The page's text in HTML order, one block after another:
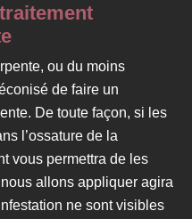
ou du moins
de faire un
De toute façon, si les
l’ossature de la
vous permettra de les
allons appliquer agira
ne sont visibles